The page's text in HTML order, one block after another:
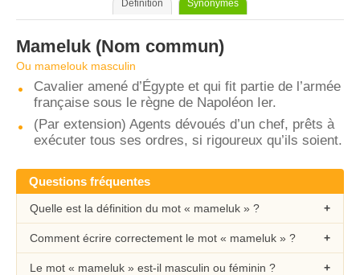
Définition Synonymes
Mameluk (Nom commun)
Ou mamelouk masculin
Cavalier amené d’Égypte et qui fit partie de l’armée
française sous le règne de Napoléon Ier.
(Par extension) Agents dévoués d’un chef, prêts à
exécuter tous ses ordres, si rigoureux qu’ils soient.
Questions fréquentes
Quelle est la définition du mot « mameluk » ?
Comment écrire correctement le mot « mameluk » ?
Le mot « mameluk » est-il masculin ou féminin ?